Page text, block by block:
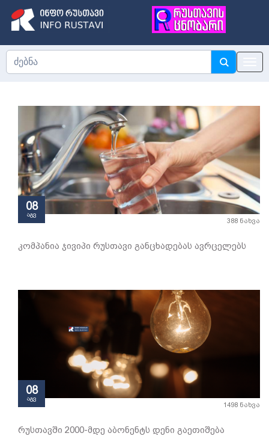
08
აგვ
388 ნახვა
კომპანია ჯივიპი რუსთავი განცხადებას ავრცელებს
08
აგვ
1498 ნახვა
რუსთავში 2000-მდე აბონენტს დენი გაეთიშება